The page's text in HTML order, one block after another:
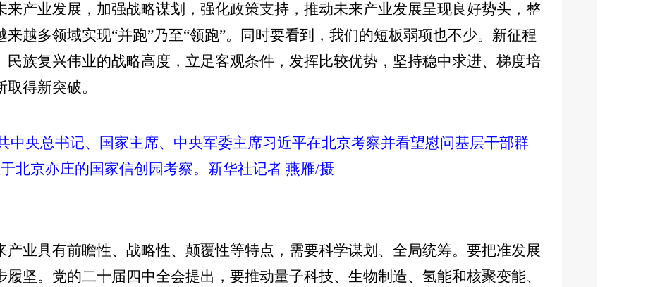
来产业发展，加强战略谋划，强化政策支持，推动未来产业发展呈现良好势头，整
越多领域实现“并跑”乃至“领跑”。同时要看到，我们的短板弱项也不少。新征程
族复兴伟业的战略高度，立足客观条件，发挥比较优势，坚持稳中求进、梯度培
得新突破。
中央总书记、国家主席、中央军委主席习近平在北京考察并看望慰问基层干部群
北京亦庄的国家信创园考察。新华社记者 燕雁/摄
产业具有前瞻性、战略性、颠覆性等特点，需要科学谋划、全局统筹。要把准发展
坚。党的二十届四中全会提出，要推动量子科技、生物制造、氢能和核聚变能、